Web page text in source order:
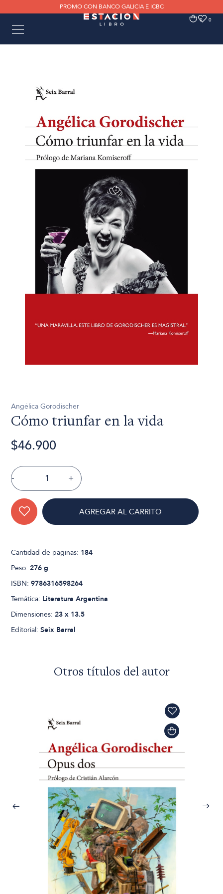
PROMO CON BANCO GALICIA E ICBC
0 0
Angélica Gorodischer
Cómo triunfar en la vida
$46.900
- +
AGREGAR AL CARRITO
Cantidad de páginas: 184
Peso:276 g
ISBN:9786316598264
Temática: Literatura Argentina
Dimensiones:23 x 13.5
Editorial:Seix Barral
Otros títulos del autor